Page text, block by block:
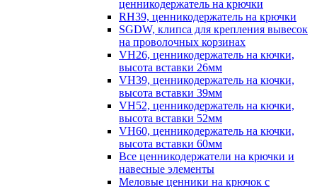
ценникодержатель на крючки
RH39, ценникодержатель на крючки
SGDW, клипса для крепления вывесок
на проволочных корзинах
VH26, ценникодержатель на кючки,
высота вставки 26мм
VH39, ценникодержатель на кючки,
высота вставки 39мм
VH52, ценникодержатель на кючки,
высота вставки 52мм
VH60, ценникодержатель на кючки,
высота вставки 60мм
Все ценникодержатели на крючки и
навесные элементы
Меловые ценники на крючок с